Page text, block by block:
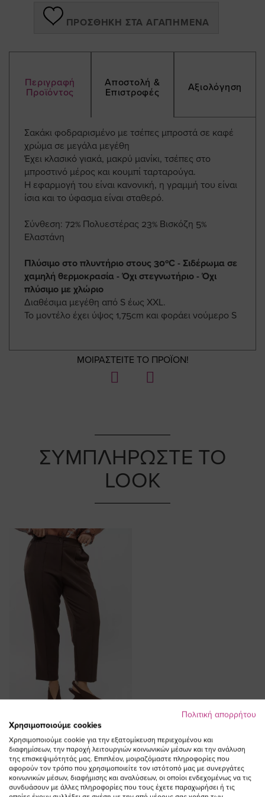
ΠΡΟΣΘΉΚΗ ΣΤΑ ΑΓΑΠΗΜΈΝΑ
Περιγραφή
Προϊόντος
Αποστολή &
Επιστροφές
Αξιολόγηση
Σακάκι φοδραρισμένο με τσέπες μπροστά σε καφέ
χρώμα σε μεγάλα μεγέθη
Έχει κλασικό γιακά, μακρύ μανίκι, τσέπες στο
μπροστινό μέρος και κουμπί ταρταρούγα.
Η εφαρμογή του είναι κανονική, η γραμμή του είναι
ίσια και το ύφασμα είναι σταθερό.
Σύνθεση: 72% Πολυεστέρας 23% Βισκόζη 5%
Ελαστάνη
Πλύσιμο στο πλυντήριο στους 30ºC - Σιδέρωμα σε
χαμηλή θερμοκρασία - Όχι στεγνωτήριο - Όχι
πλύσιμο με χλώριο
Διαθέσιμα μεγέθη από S έως ΧΧL.
Το μοντέλο έχει ύψος 1,75cm και φοράει νούμερο S
ΜΟΙΡΑΣΤΕΙΤΕ ΤΟ ΠΡΟΪΟΝ!
ΣΥΜΠΛΗΡΩΣΤΕ ΤΟ
LOOK
ΠΡΟΣΘΗΚΗ ΣΤΟ
ΚΑΛΑΘΙ
Παντελόνι με νερβίρ σχέδιο σε
καφέ χρώμα
Ειδική
32,00 €
64,00 €
Πολιτική απορρήτου
Χρησιμοποιούμε cookies
Χρησιμοποιούμε cookie για την εξατομίκευση περιεχομένου και
διαφημίσεων, την παροχή λειτουργιών κοινωνικών μέσων και την ανάλυση
της επισκεψιμότητάς μας. Επιπλέον, μοιραζόμαστε πληροφορίες που
αφορούν τον τρόπο που χρησιμοποιείτε τον ιστότοπό μας με συνεργάτες
κοινωνικών μέσων, διαφήμισης και αναλύσεων, οι οποίοι ενδεχομένως να τις
συνδυάσουν με άλλες πληροφορίες που τους έχετε παραχωρήσει ή τις